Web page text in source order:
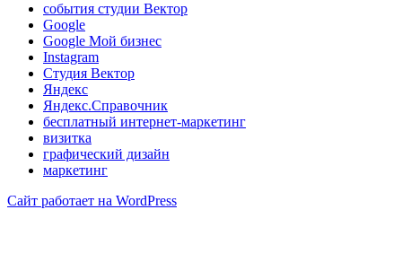
cобытия студии Вектор
Google
Google Мой бизнес
Instagram
Студия Вектор
Яндекс
Яндекс.Справочник
бесплатный интернет-маркетинг
визитка
графический дизайн
маркетинг
Сайт работает на WordPress